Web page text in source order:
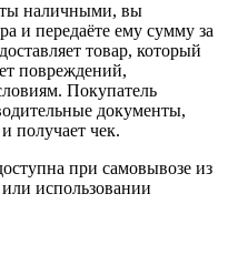
наличными, вы
и передаёте ему сумму за
товар, который
повреждений,
Покупатель
документы,
получает чек.
при самовывозе из
использовании